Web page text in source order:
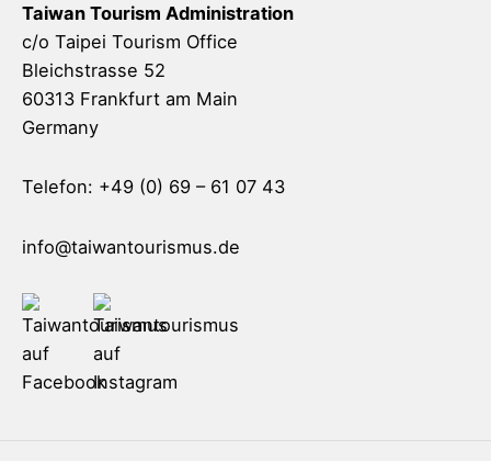
Taiwan Tourism Administration
c/o Taipei Tourism Office
Bleichstrasse 52
60313 Frankfurt am Main
Germany
Telefon: +49 (0) 69 – 61 07 43
info@taiwantourismus.de